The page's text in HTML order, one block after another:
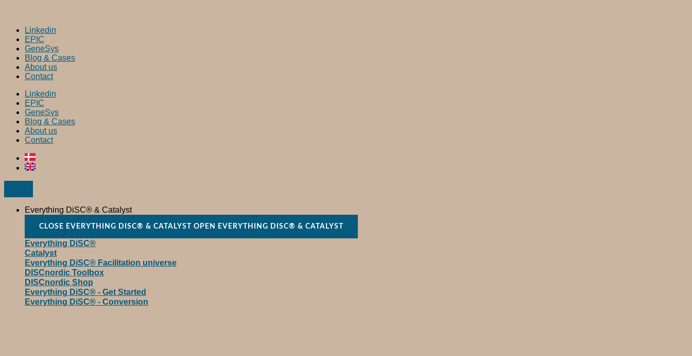
Linkedin
EPIC
GeneSys
Blog & Cases
About us
Contact
Linkedin
EPIC
GeneSys
Blog & Cases
About us
Contact
Everything DiSC® & Catalyst
CLOSE EVERYTHING DISC® & CATALYST OPEN EVERYTHING DISC® & CATALYST
Everything DiSC®
Catalyst
Everything DiSC® Facilitation universe
DISCnordic Toolbox
DISCnordic Shop
Everything DiSC® - Get Started
Everything DiSC® - Conversion